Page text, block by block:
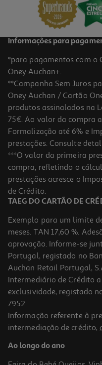
Informações para
*para pagamentos com o
Oney Auchan+.
**Campanha Sem Juros
Oney Auchan / Cartão
produtos assinalados na
75€. Ao valor da compra
Formalização até 6% e
prestações. Consulte
***O valor da primeira
compra, refletindo o
prestações acresce o
de Crédito.
TAEG DO CARTÃO DE
Exemplo para um limite
meses. TAN 17,60 %.
aprovação. Informe-se
Portugal, registado no
Auchan Retail Portugal,
Intermediário de Crédito
exclusividade, registado
7952.
Informação referente à
intermediação de crédito,
Ao longo do ano